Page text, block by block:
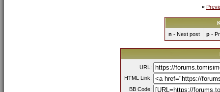
«
n - Next post p-
URL:
HTML Link:
BB Code: